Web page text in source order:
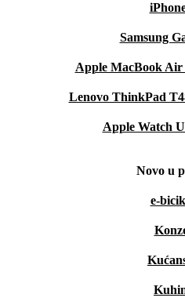
Samsung
Apple MacBook Air
Lenovo ThinkPad
Apple Watch
Novo u
e-